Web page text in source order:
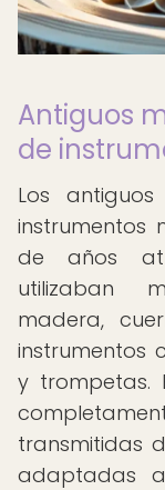
Antiguos
de
Los
instrumentos
de años
utilizaban
madera,
instrumentos
y trompetas.
transmitidas
adaptadas